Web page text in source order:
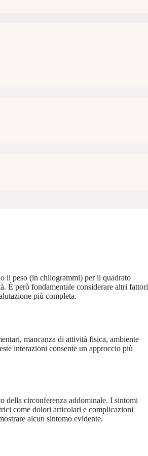
il peso (in chilogrammi) per il quadrato
È però fondamentale considerare altri fattori
più completa.
mancanza di attività fisica, ambiente
interazioni consente un approccio più
della circonferenza addominale. I sintomi
come dolori articolari e complicazioni
alcun sintomo evidente.